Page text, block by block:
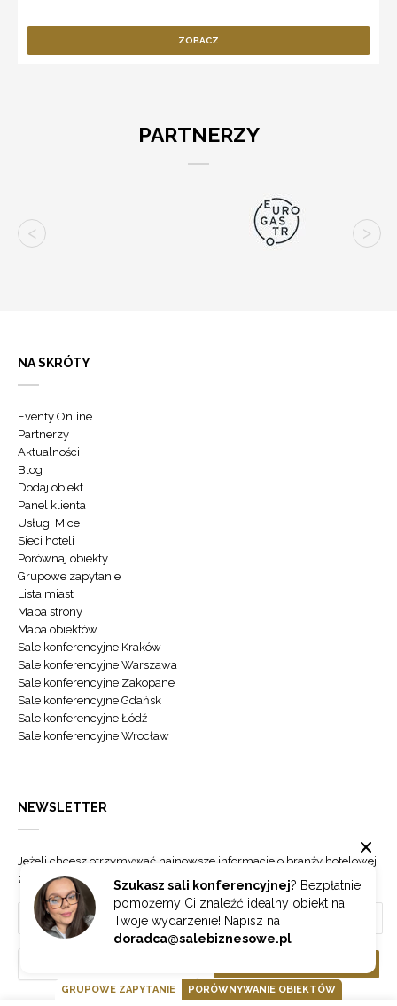
ZOBACZ
PARTNERZY
Szukasz sali konferencyjnej? Bezpłatnie
pomożemy Ci znaleźć idealny obiekt na
Twoje wydarzenie! Napisz na
doradca@salebiznesowe.pl
NA SKRÓTY
Eventy Online
Partnerzy
Aktualności
Blog
Dodaj obiekt
Panel klienta
Usługi Mice
Sieci hoteli
Porównaj obiekty
Grupowe zapytanie
Lista miast
Mapa strony
Mapa obiektów
Sale konferencyjne Kraków
Sale konferencyjne Warszawa
Sale konferencyjne Zakopane
Sale konferencyjne Gdańsk
Sale konferencyjne Łódź
Sale konferencyjne Wrocław
NEWSLETTER
Jeżeli chcesz otrzymywać najnowsze informacje o branży hotelowej
zapisz się do naszego newslettera.
GRUPOWE ZAPYTANIE PORÓWNYWANIE OBIEKTÓW